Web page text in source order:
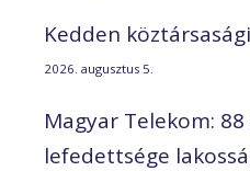
Kedden
2026. augusztus 5.
Magyar Telekom: 88
lefedettsége